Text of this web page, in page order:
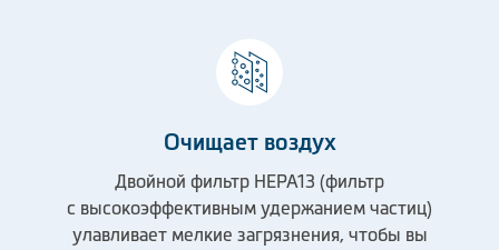
Очищает воздух
Двойной фильтр HEPA13 (фильтр
с высокоэффективным удержанием частиц)
улавливает мелкие загрязнения, чтобы вы